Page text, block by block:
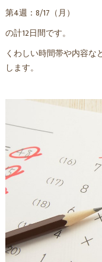
第4週：8/17（月）
の計12日間です。
くわしい時間帯や内容
します。